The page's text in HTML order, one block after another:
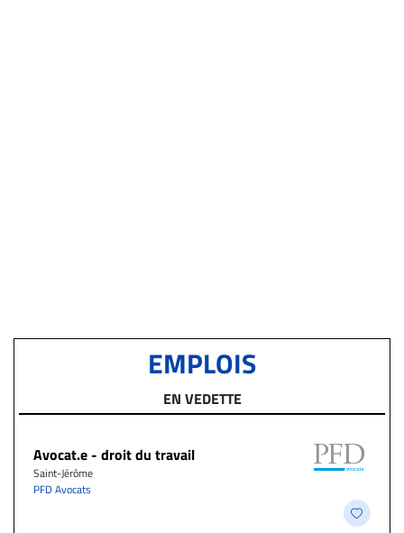
EMPLOIS
EN VEDETTE
Avocat.e - droit du travail
Saint-Jérôme
PFD Avocats